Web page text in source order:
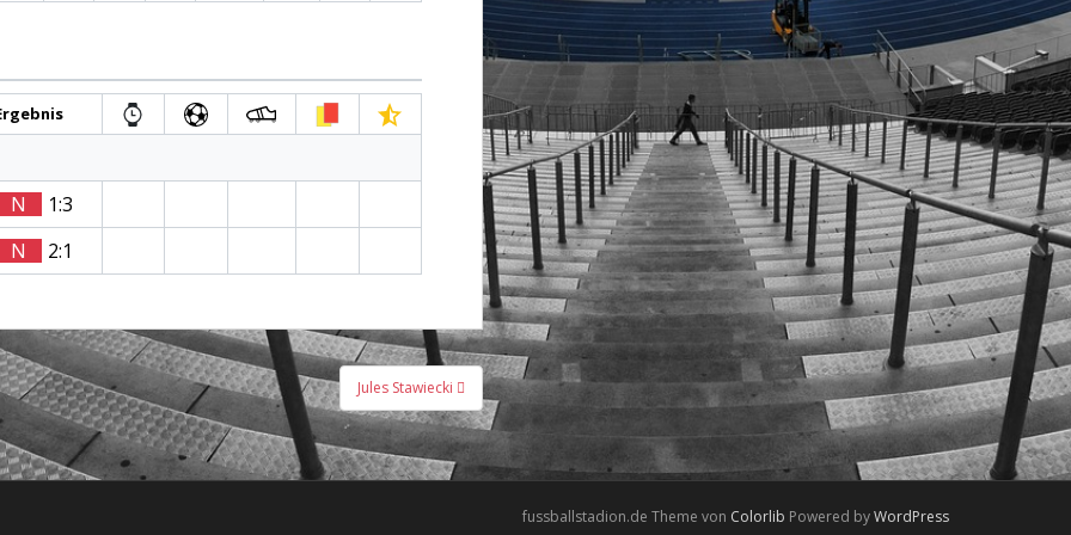
N
1:3
N 2:1
Jules Stawiecki
fussballstadion.de Theme von Colorlib Powered byWordPress